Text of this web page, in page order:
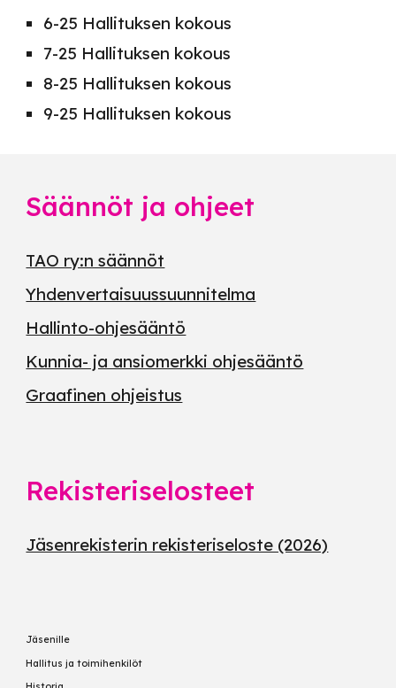
6-25 Hallituksen kokous
7-25 Hallituksen kokous
8-25 Hallituksen kokous
9-25 Hallituksen kokous
Säännöt ja ohjeet
TAO ry:n säännöt
Yhdenvertaisuussuunnitelma
Hallinto-ohjesääntö
Kunnia- ja ansiomerkki ohjesääntö
Graafinen ohjeistus
Rekisteriselosteet
Jäsenrekisterin rekisteriseloste (2026)
Jäsenille
Hallitus ja toimihenkilöt